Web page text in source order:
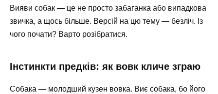
Вияви собак — це не просто забаганка або випадкова
звичка, а щось більше. Версій на цю тему — безліч. Із
чого почати? Варто розібратися.
Інстинкти предків: як вовк кличе зграю
Собака — молодший кузен вовка. Виє собака, бо його